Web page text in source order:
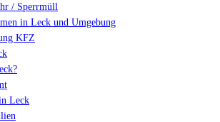
/ Sperrmüll
in Leck und Umgebung
KFZ
Leck